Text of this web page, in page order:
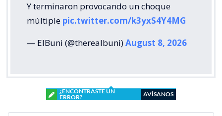
Y terminaron provocando un choque
múltiple pic.twitter.com/k3yxS4Y4MG
— ElBuni (@therealbuni)August 8, 2026
¿ENCONTRASTE UN
ERROR?
AVÍSANOS